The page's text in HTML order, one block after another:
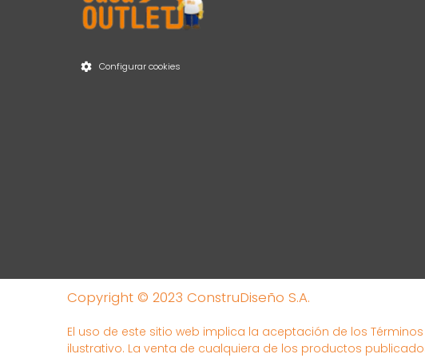
Configurar cookies
Copyright © 2023 ConstruDiseño S.A.
El uso de este sitio web implica la aceptación de los
ilustrativo. La venta de cualquiera de los productos